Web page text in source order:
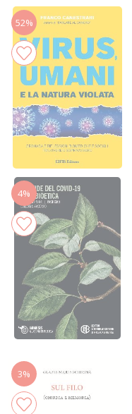
52%
4%
3%